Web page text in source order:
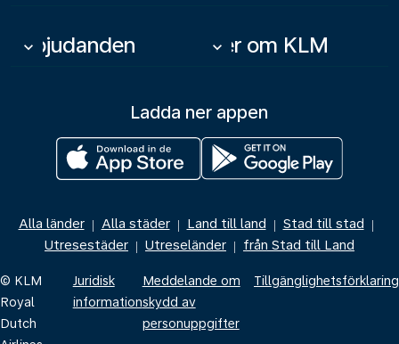
Erbjudanden
keyboard_arrow_down Mer om KLM
keyboard_arrow_down
Ladda ner appen
Alla länder | Alla städer | Land till land | Stad till stad |
Utresestäder | Utreseländer | från Stad till Land
© KLM
Royal
Dutch
Juridisk
information
Meddelande om
skydd av
personuppgifter
Tillgänglighetsförklaring